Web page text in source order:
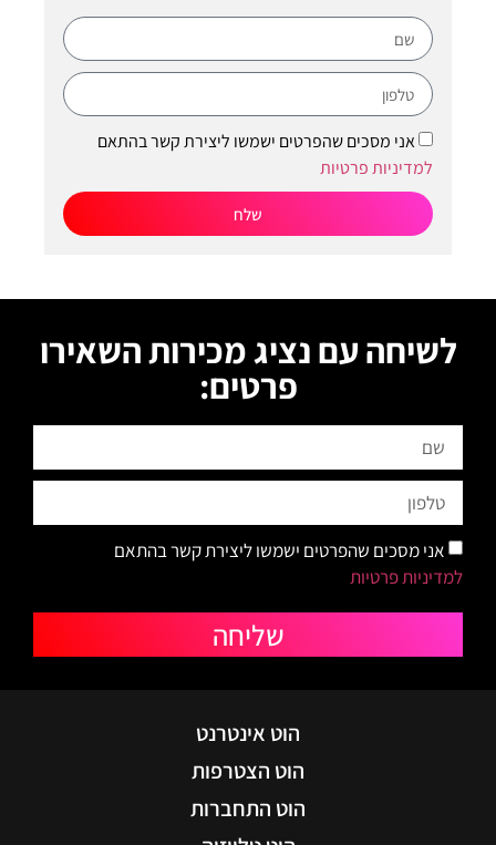
אני מסכים שהפרטים ישמשו ליצירת קשר בהתאם
למדיניות פרטיות
שלח
לשיחה עם נציג מכירות השאירו
פרטים:
אני מסכים שהפרטים ישמשו ליצירת קשר בהתאם
למדיניות פרטיות
שליחה
הוט אינטרנט
הוט הצטרפות
הוט התחברות